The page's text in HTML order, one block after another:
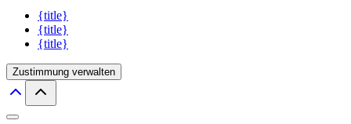
{title}
{title}
{title}
Zustimmung verwalten